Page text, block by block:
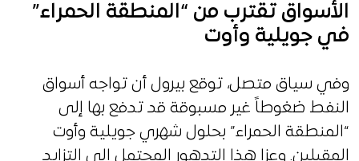
الأسواق تقترب من “المنطقة الحمراء”
في جويلية وأوت
وفي سياق متصل، توقع بيرول أن تواجه أسواق
النفط ضغوطاً غير مسبوقة قد تدفع بها إلى
“المنطقة الحمراء” بحلول شهري جويلية وأوت
المقبلين. وعزا هذا التدهور المحتمل إلى التزايد